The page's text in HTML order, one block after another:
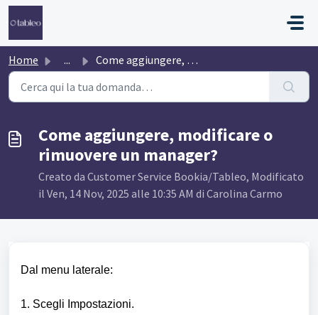
Salta al contenuto principale
Home ... Come aggiungere, modificare o rimuovere un manager?
Come aggiungere, modificare o
rimuovere un manager?
Creato da Customer Service Bookia/Tableo, Modificato
il Ven, 14 Nov, 2025 alle 10:35 AM di Carolina Carmo
Dal menu laterale:
1. Scegli Impostazioni.